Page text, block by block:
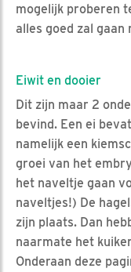
mogelijk proberen
alles goed zal gaan
Eiwit en dooier
Dit zijn maar 2
bevind. Een ei
namelijk een
groei van het
het naveltje gaan
naveltjes!) De
zijn plaats. Dan
naarmate het
Onderaan deze